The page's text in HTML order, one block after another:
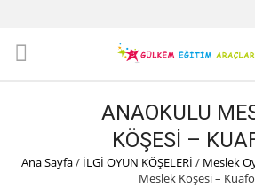
ANAOKULU
KÖŞESI –
Ana Sayfa/ İLGİ OYUN KÖŞELERİ / Meslek
Meslek Köşesi –